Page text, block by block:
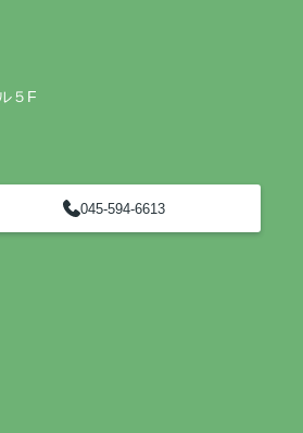
５F
045-594-6613